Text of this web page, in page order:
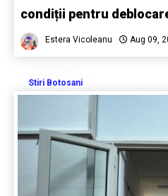
condiții pentru
Estera Vicoleanu Aug 09,
Stiri Botosani